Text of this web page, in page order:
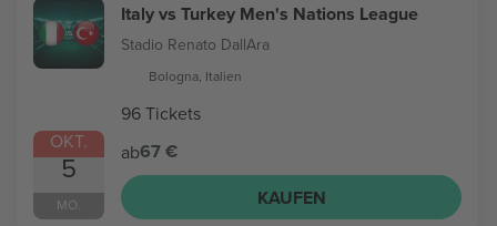
OKT.
5
MO.
Italy vs Turkey Men's Nations League
Stadio Renato DallAra
Bologna, Italien
96 Tickets
ab67 €
KAUFEN